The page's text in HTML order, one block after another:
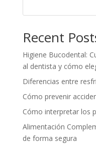
Recent
Higiene Bucodental:
al dentista y cómo
Diferencias entre
Cómo prevenir
Cómo interpretar los
Alimentación
de forma segura